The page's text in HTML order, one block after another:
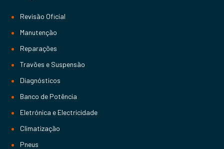
Revisão Oficial
Manutenção
Reparações
Travões e Suspensão
Diagnósticos
Banco de Potência
Eletrónica e Electricidade
Climatização
Pneus